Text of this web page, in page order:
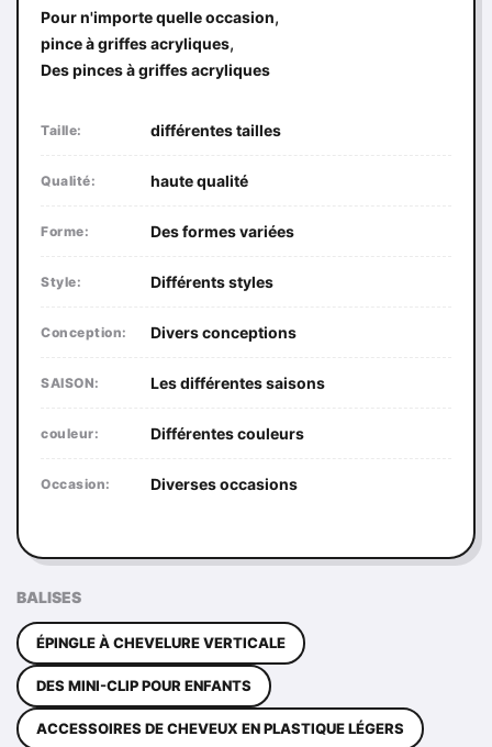
Pour n'importe quelle occasion,
pince à griffes acryliques,
Des pinces à griffes acryliques
Taille: différentes tailles
Qualité: haute qualité
Forme: Des formes variées
Style: Différents styles
Conception: Divers conceptions
SAISON: Les différentes saisons
couleur: Différentes couleurs
Occasion: Diverses occasions
BALISES
ÉPINGLE À CHEVELURE VERTICALE
DES MINI-CLIP POUR ENFANTS
ACCESSOIRES DE CHEVEUX EN PLASTIQUE LÉGERS